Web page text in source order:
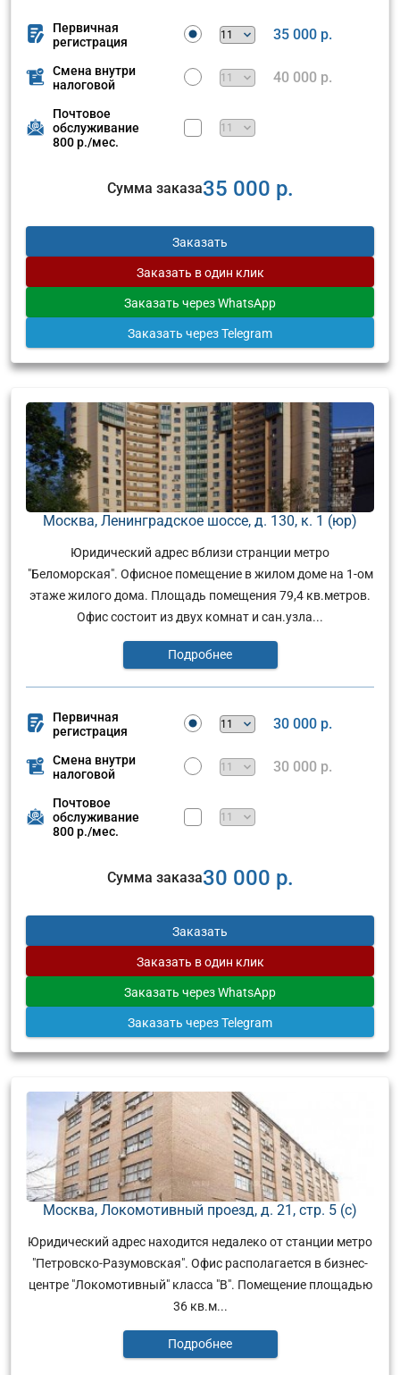
Первичная
регистрация
35 000 р.
Смена внутри
налоговой
40 000 р.
Почтовое
обслуживание
800 р./мес.
Сумма заказа35 000 р.
Заказать
Заказать в один клик
Заказать через WhatsApp
Заказать через Telegram
Москва, Ленинградское шоссе, д. 130, к. 1 (юр)
Юридический адрес вблизи странции метро
"Беломорская". Офисное помещение в жилом доме на 1-ом
этаже жилого дома. Площадь помещения 79,4 кв.метров.
Офис состоит из двух комнат и сан.узла...
Подробнее
Первичная
регистрация
30 000 р.
Смена внутри
налоговой
30 000 р.
Почтовое
обслуживание
800 р./мес.
Сумма заказа30 000 р.
Заказать
Заказать в один клик
Заказать через WhatsApp
Заказать через Telegram
Москва, Локомотивный проезд, д. 21, стр. 5 (с)
Юридический адрес находится недалеко от станции метро
"Петровско-Разумовская". Офис располагается в бизнес-
центре "Локомотивный" класса "В". Помещение площадью
36 кв.м...
Подробнее